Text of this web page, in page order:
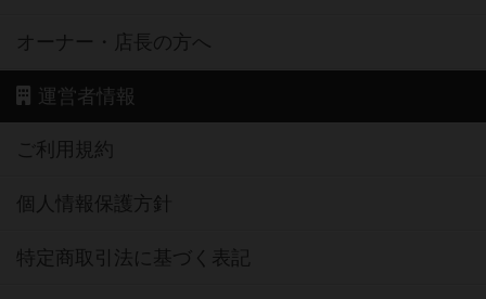
オーナー・店長の方へ
運営者情報
ご利用規約
個人情報保護方針
特定商取引法に基づく表記